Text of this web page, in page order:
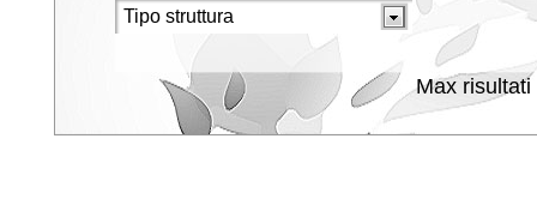
Max risultati